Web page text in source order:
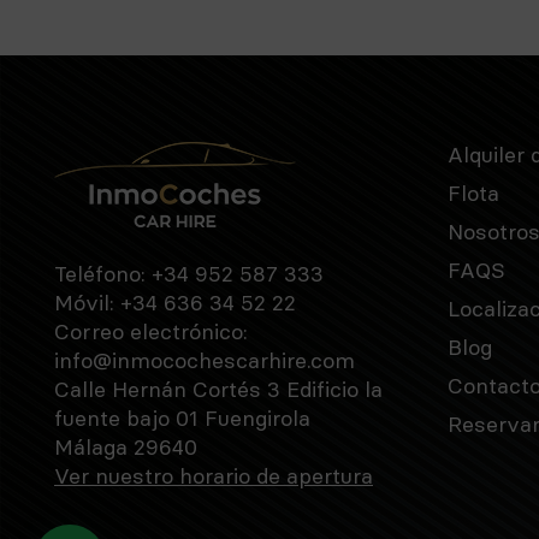
Teléfono: +34 952 587 333
Móvil: +34 636 34 52 22
Correo electrónico:
info@inmocochescarhire.com
Calle Hernán Cortés 3 Edificio la
fuente bajo 01 Fuengirola
Málaga 29640
Ver nuestro horario de apertura
Alquiler
Flota
Nosotros
FAQS
Blog